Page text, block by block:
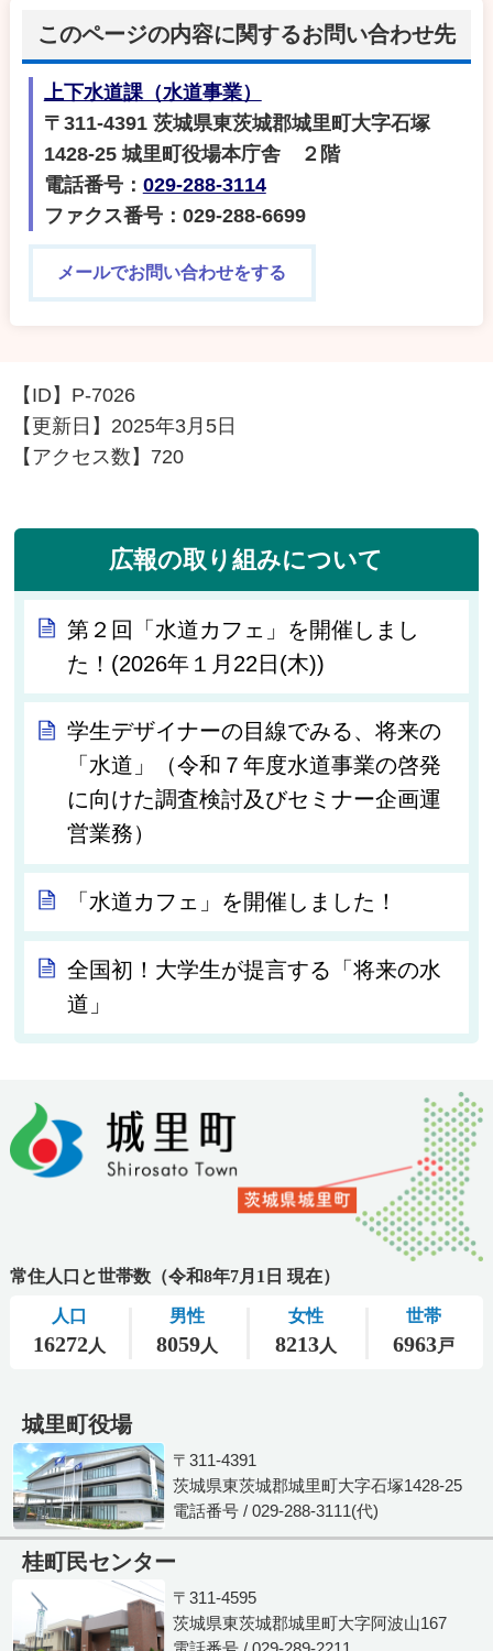
このページの内容に関するお問い合わせ先
上下水道課（水道事業）
〒311-4391 茨城県東茨城郡城里町大字石塚
1428‐25 城里町役場本庁舎 ２階
電話番号： 029-288-3114
ファクス番号：029-288-6699
メールでお問い合わせをする
【ID】 P-7026
【更新日】 2025年3月5日
【アクセス数】 720
広報の取り組みについて
第２回「水道カフェ」を開催しまし
た！(2026年１月22日(木))
学生デザイナーの目線でみる、将来の
「水道」（令和７年度水道事業の啓発
に向けた調査検討及びセミナー企画運
営業務）
「水道カフェ」を開催しました！
全国初！大学生が提言する「将来の水
道」
城里町役場
〒311-4391
茨城県東茨城郡城里町大字石塚1428-25
電話番号 / 029-288-3111(代)
桂町民センター
〒311-4595
茨城県東茨城郡城里町大字阿波山167